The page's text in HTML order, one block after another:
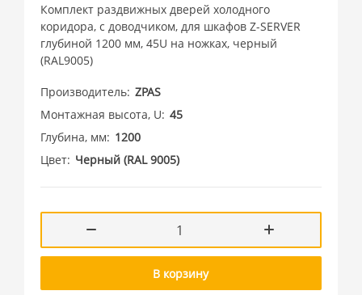
Комплект раздвижных дверей холодного
коридора, с доводчиком, для шкафов Z-SERVER
глубиной 1200 мм, 45U на ножках, черный
(RAL9005)
Производитель ZPAS
Монтажная высота, U 45
Глубина, мм
1200
Цвет Черный (RAL 9005)
В корзину